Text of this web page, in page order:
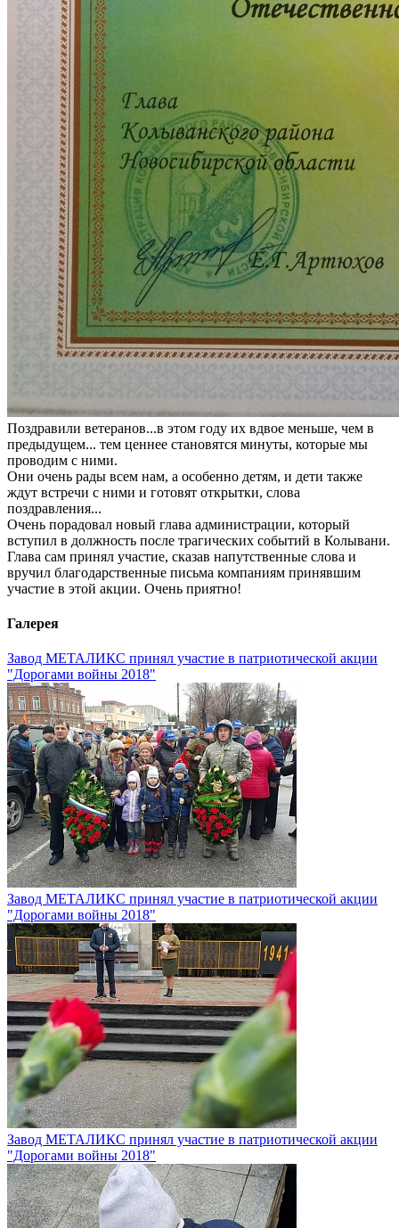
Поздравили ветеранов...в этом году их вдвое меньше, чем в
предыдущем... тем ценнее становятся минуты, которые мы
проводим с ними.
Они очень рады всем нам, а особенно детям, и дети также
ждут встречи с ними и готовят открытки, слова
поздравления...
Очень порадовал новый глава администрации, который
вступил в должность после трагических событий в Колывани.
Глава сам принял участие, сказав напутственные слова и
вручил благодарственные письма компаниям принявшим
участие в этой акции. Очень приятно!
Галерея
Завод МЕТАЛИКС принял участие в патриотической акции
"Дорогами войны 2018"
Завод МЕТАЛИКС принял участие в патриотической акции
"Дорогами войны 2018"
Завод МЕТАЛИКС принял участие в патриотической акции
"Дорогами войны 2018"